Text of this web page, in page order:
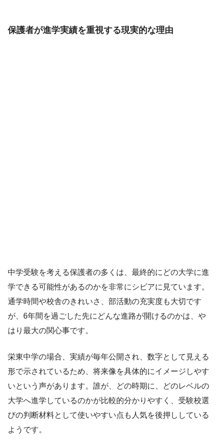
保護者が進学実績を重視する現実的な理由
中学受験を考える保護者の多くは、最終的にどの大学に進
学できる可能性があるのかを非常にシビアに見ています。
通学時間や校舎のきれいさ、部活動の充実度も大切です
が、6年間を過ごした先にどんな進路が開けるのかは、や
はり最大の関心事です。
栄東中学の場合、実績が毎年公開され、数字として見える
形で示されているため、将来像を具体的にイメージしやす
いという声があります。誰が、どの時期に、どのレベルの
大学へ進学しているのかが比較的分かりやすく、受験校選
びの判断材料として使いやすい点も人気を後押ししている
ようです。